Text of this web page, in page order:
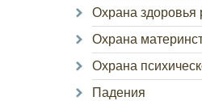
Охрана
Охрана
Охрана
Падения